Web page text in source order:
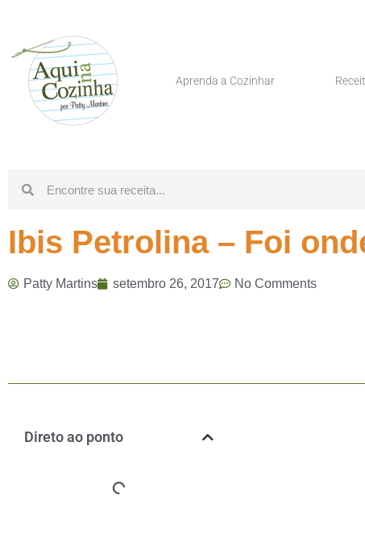
Aprenda a Cozinhar
Ibis Petrolina – Foi
Patty Martins setembro 26, 2017 No Comments
Direto ao ponto